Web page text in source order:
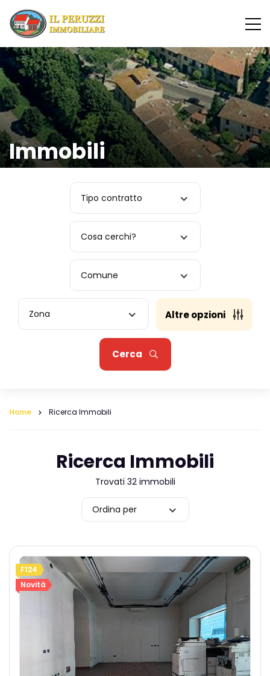
Immobili
Tipo contratto
Cosa cerchi?
Comune
Zona Altre opzioni
Cerca
Home Ricerca Immobili
Ricerca Immobili
Trovati 32 immobili
Ordina per
F124
Novità